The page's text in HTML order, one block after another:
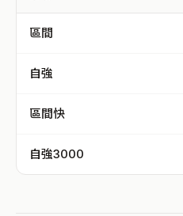
區間
自強
區間快
自強3000